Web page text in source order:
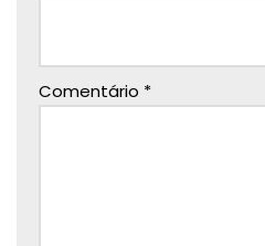
Comentário *